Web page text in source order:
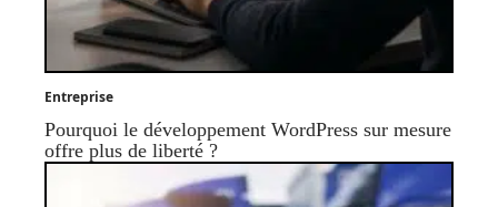
Entreprise
Pourquoi le développement WordPress sur mesure
offre plus de liberté ?